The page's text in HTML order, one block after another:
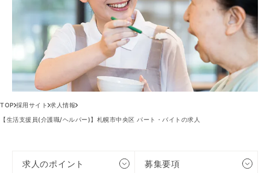
TOP 採用サイト 求人情報
【生活支援員(介護職/ヘルパー)】札幌市中央区 パート・バイトの求人
求人のポイント 募集要項